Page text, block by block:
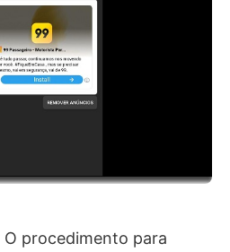
O procedimento para